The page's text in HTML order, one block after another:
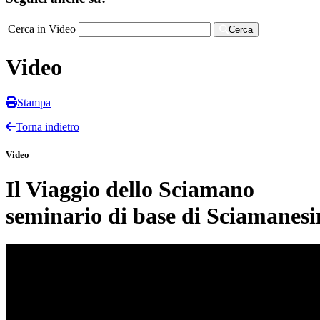
Cerca in Video Cerca
Video
Stampa
Torna indietro
Video
Il Viaggio dello Sciamano
seminario di base di